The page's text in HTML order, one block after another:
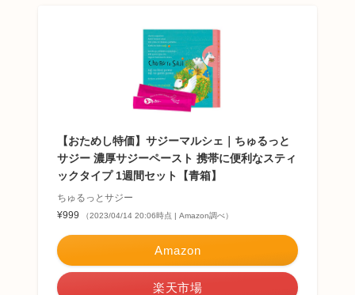
【おためし特価】サジーマルシェ｜ちゅるっと
サジー 濃厚サジーペースト 携帯に便利なスティ
ックタイプ 1週間セット【青箱】
ちゅるっとサジー
¥999
（2023/04/14 20:06時点 | Amazon調べ）
Amazon
楽天市場